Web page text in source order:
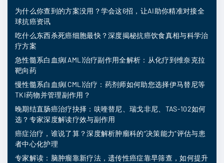
为什么你查到的方案没用？学会这6招，让AI助你精准对接全
球抗癌资讯
吃什么东西杀死癌细胞最快？深度揭秘抗癌饮食真相与科学治
疗方案
急性髓系白血病(AML)治疗副作用全解析：从化疗到维奈克拉
靶向药
慢性髓系白血病(CML)治疗：药剂师如何助您选择伊马替尼等
TKI药物并管理副作用？
晚期结直肠癌治疗抉择：呋喹替尼、瑞戈非尼、TAS-102如何
选？专家深度解读疗效与副作用
癌症治疗，谁说了算？深度解析肿瘤科的“决策能力”评估与患
者中心化护理
专家解读：脑肿瘤靠新疗法，遗传性癌症靠早筛查，如何提升